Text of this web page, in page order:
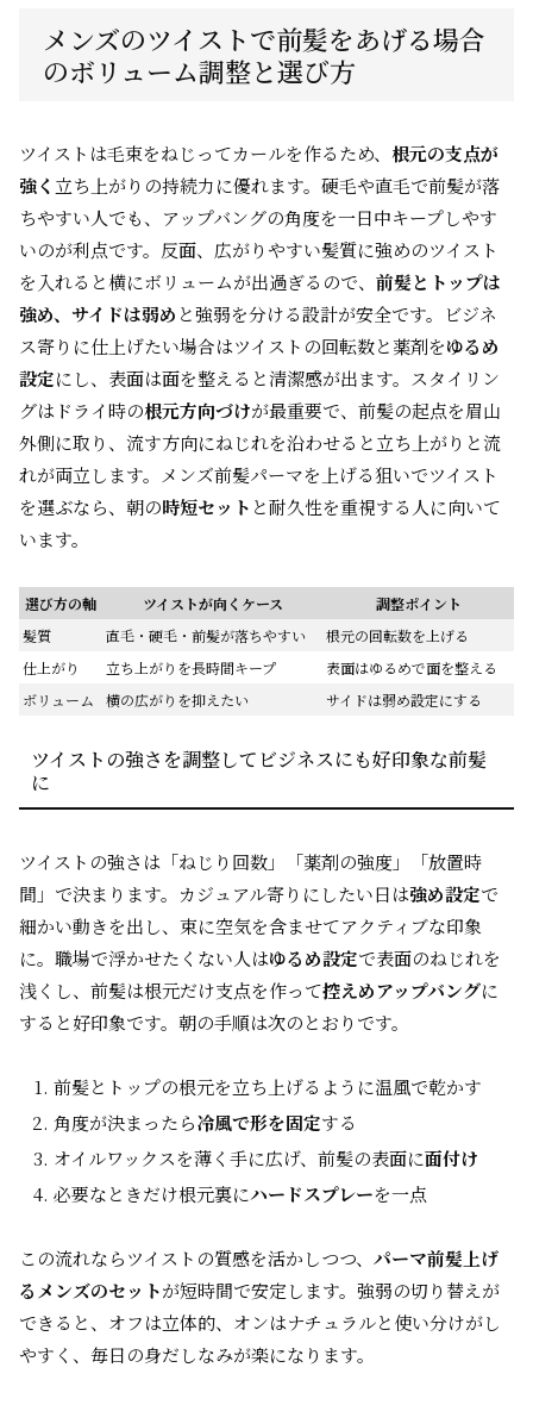
メンズのツイストで前髪をあげる場合
のボリューム調整と選び方
ツイストは毛束をねじってカールを作るため、 根元の支点が
強く 立ち上がりの持続力に優れます。硬毛や直毛で前髪が落
ちやすい人でも、アップバングの角度を一日中キープしやす
いのが利点です。反面、広がりやすい髪質に強めのツイスト
を入れると横にボリュームが出過ぎるので、 前髪とトップは
強め、サイドは弱め と強弱を分ける設計が安全です。ビジネ
ス寄りに仕上げたい場合はツイストの回転数と薬剤をゆるめ
設定にし、表面は面を整えると清潔感が出ます。スタイリン
グはドライ時の根元方向づけが最重要で、前髪の起点を眉山
外側に取り、流す方向にねじれを沿わせると立ち上がりと流
れが両立します。メンズ前髪パーマを上げる狙いでツイスト
を選ぶなら、朝の時短セット と耐久性を重視する人に向いて
います。
選び方の軸 ツイストが向くケース
調整ポイント
髪質
直毛・硬毛・前髪が落ちやすい
根元の回転数を上げる
仕上がり
立ち上がりを長時間キープ
表面はゆるめで面を整える
ボリューム
横の広がりを抑えたい サイドは弱め設定にする
ツイストの強さを調整してビジネスにも好印象な前髪
に
ツイストの強さは「ねじり回数」「薬剤の強度」「放置時
間」で決まります。カジュアル寄りにしたい日は強め設定で
細かい動きを出し、束に空気を含ませてアクティブな印象
に。職場で浮かせたくない人はゆるめ設定で表面のねじれを
浅くし、前髪は根元だけ支点を作って控えめアップバングに
すると好印象です。朝の手順は次のとおりです。
前髪とトップの根元を立ち上げるように温風で乾かす
角度が決まったら冷風で形を固定する
オイルワックスを薄く手に広げ、前髪の表面に面付け
必要なときだけ根元裏にハードスプレーを一点
この流れならツイストの質感を活かしつつ、 パーマ前髪上げ
るメンズのセットが短時間で安定します。強弱の切り替えが
できると、オフは立体的、オンはナチュラルと使い分けがし
やすく、毎日の身だしなみが楽になります。